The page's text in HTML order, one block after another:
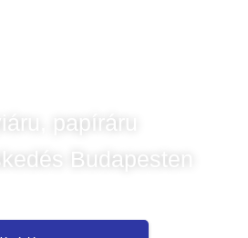
papíráru
Budapesten